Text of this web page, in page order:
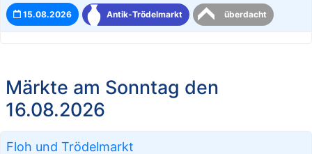
15.08.2026 Antik-Trödelmarkt überdacht
Märkte am Sonntag den
16.08.2026
Floh und Trödelmarkt